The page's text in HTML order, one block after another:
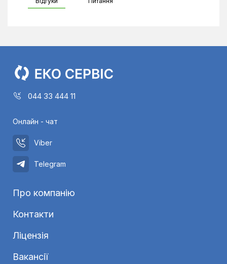
044 33 444 11
Онлайн - чат
Viber
Telegram
Про компанію
Контакти
Ліцензія
Вакансії